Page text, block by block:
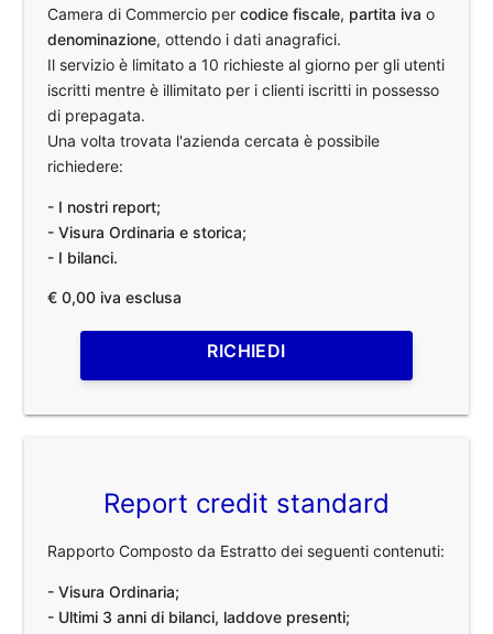
Camera di Commercio percodice fiscale, partita iva o
denominazione, ottendo i dati anagrafici.
Il servizio è limitato a 10 richieste al giorno per gli utenti
iscritti mentre è illimitato per i clienti iscritti in possesso
di prepagata.
Una volta trovata l'azienda cercata è possibile
richiedere:
- I nostri report;
- Visura Ordinaria e storica;
- I bilanci.
€ 0,00 iva esclusa
RICHIEDI
Report credit standard
Rapporto Composto da Estratto dei seguenti contenuti:
- Visura Ordinaria;
- Ultimi 3 anni di bilanci, laddove presenti;